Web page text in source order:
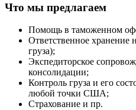
Что мы предлагаем
Помощь в таможенном
Ответственное хранение
груза);
Экспедиторское
консолидации;
Контроль груза и его
любой точки США;
Страхование и пр.